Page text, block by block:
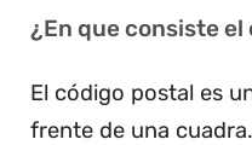
¿En que consiste
El código postal es
frente de una